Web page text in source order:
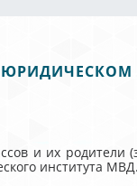
и их родители
института МВД.